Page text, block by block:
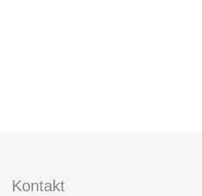
Kontakt